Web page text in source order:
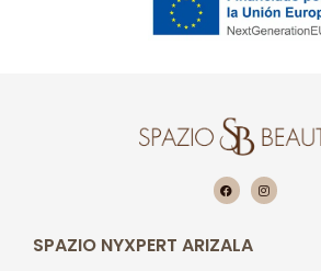
SPAZIO NYXPERT ARIZALA